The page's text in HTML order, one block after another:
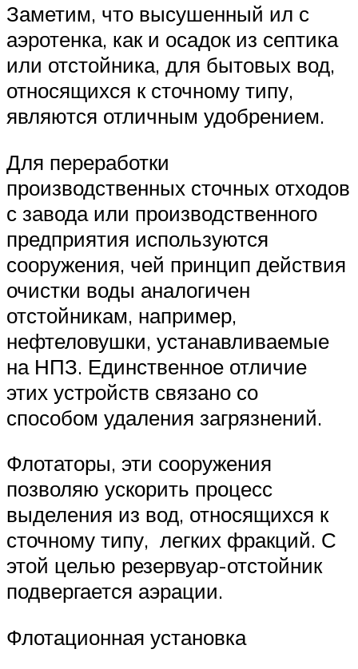
Заметим, что высушенный ил с
аэротенка, как и осадок из септика
или отстойника, для бытовых вод,
относящихся к сточному типу,
являются отличным удобрением.
Для переработки
производственных сточных отходов
с завода или производственного
предприятия используются
сооружения, чей принцип действия
очистки воды аналогичен
отстойникам, например,
нефтеловушки, устанавливаемые
на НПЗ. Единственное отличие
этих устройств связано со
способом удаления загрязнений.
Флотаторы, эти сооружения
позволяю ускорить процесс
выделения из вод, относящихся к
сточному типу, легких фракций. С
этой целью резервуар-отстойник
подвергается аэрации.
Флотационная установка